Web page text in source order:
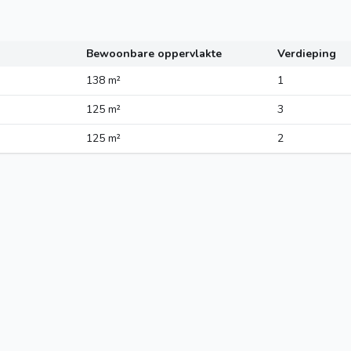
Bewoonbare oppervlakte
Verdieping
138 m²
1
125 m²
3
125 m²
2